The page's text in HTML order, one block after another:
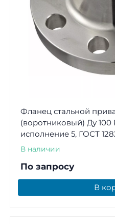
Фланец стальной
(воротниковый) Ду 100
исполнение 5, ГОСТ
В наличии
По запросу
В